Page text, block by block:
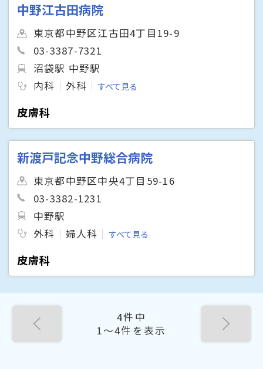
中野江古田病院
東京都中野区江古田4丁目19-9
03-3387-7321
沼袋駅 中野駅
内科
外科 すべて見る
皮膚科
新渡戸記念中野総合病院
東京都中野区中央4丁目59-16
03-3382-1231
中野駅
外科
婦人科 すべて見る
皮膚科
4件中
1〜4件を表示